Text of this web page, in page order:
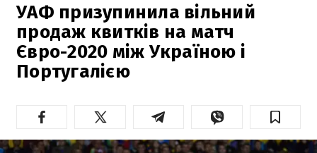
УАФ призупинила вільний
продаж квитків на матч
Євро-2020 між Україною і
Португалією